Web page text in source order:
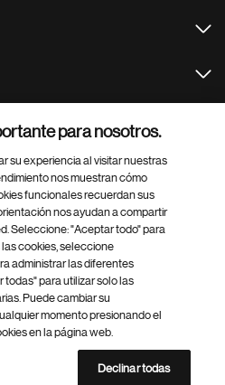
Novartis AG
de uso
Accesibilidad
Mapa del sitio
para nosotros.
su experiencia al visitar nuestras
nos muestran cómo
funcionales recuerdan sus
nos ayudan a compartir
Seleccione: "Aceptar todo" para
cookies, seleccione
administrar las diferentes
para utilizar solo las
Puede cambiar su
momento presionando el
en la página web.
Declinar todas